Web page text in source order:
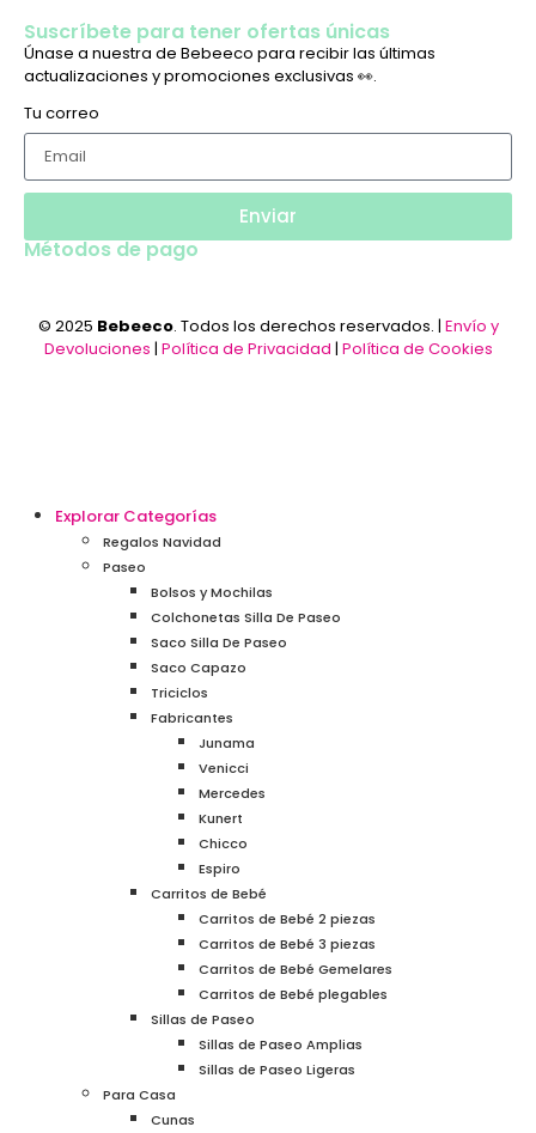
Suscríbete para tener ofertas únicas
Únase a nuestra de Bebeeco para recibir las últimas
actualizaciones y promociones exclusivas 👀.
Tu correo
Enviar
Métodos de pago
© 2025 Bebeeco. Todos los derechos reservados. | Envío y
Devoluciones | Política de Privacidad | Política de Cookies
Explorar Categorías
Regalos Navidad
Paseo
Bolsos y Mochilas
Colchonetas Silla De Paseo
Saco Silla De Paseo
Saco Capazo
Triciclos
Fabricantes
Junama
Venicci
Mercedes
Kunert
Chicco
Espiro
Carritos de Bebé
Carritos de Bebé 2 piezas
Carritos de Bebé 3 piezas
Carritos de Bebé Gemelares
Carritos de Bebé plegables
Sillas de Paseo
Sillas de Paseo Amplias
Sillas de Paseo Ligeras
Para Casa
Cunas